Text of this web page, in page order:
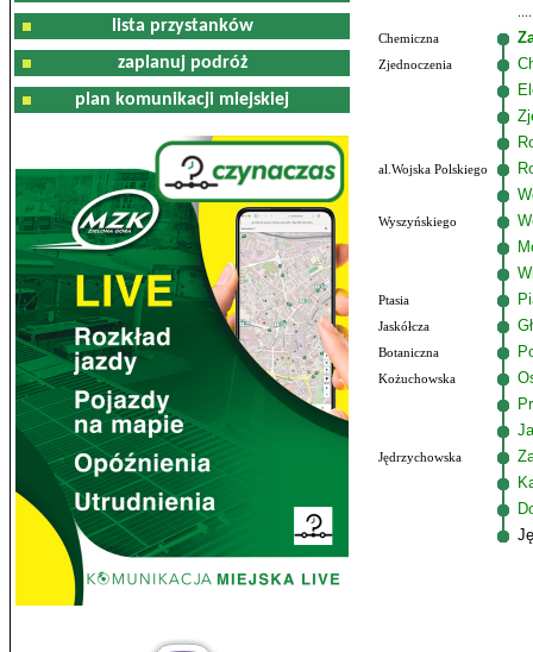
lista przystanków
zaplanuj podróż
plan komunikacji miejskiej
Chemiczna
Zjednoczenia
al.Wojska Polskiego
Wyszyńskiego
Ptasia
Jaskółcza
Botaniczna
Kożuchowska
Jędrzychowska